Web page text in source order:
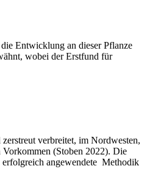
Entwicklung an dieser Pflanze
wobei der Erstfund für
verbreitet, im Nordwesten,
(Stoben 2022). Die
erfolgreich angewendete Methodik